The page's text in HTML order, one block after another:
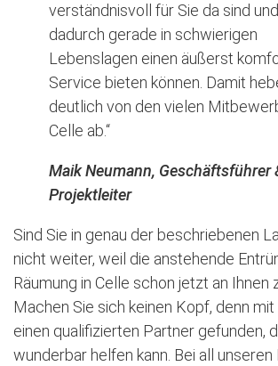
verständnisvoll für Sie da sind
dadurch gerade in schwierigen
Lebenslagen einen äußerst
Service bieten können. Damit
deutlich von den vielen
Celle ab.“
Maik Neumann, Geschäftsführer
Projektleiter
Sind Sie in genau der beschriebenen
nicht weiter, weil die anstehende
Räumung in Celle schon jetzt an Ihnen
Machen Sie sich keinen Kopf, denn mit
einen qualifizierten Partner gefunden,
wunderbar helfen kann. Bei all